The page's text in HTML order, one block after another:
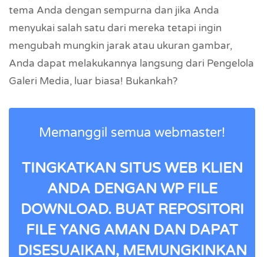
tema Anda dengan sempurna dan jika Anda
menyukai salah satu dari mereka tetapi ingin
mengubah mungkin jarak atau ukuran gambar,
Anda dapat melakukannya langsung dari Pengelola
Galeri Media, luar biasa! Bukankah?
Memanggil semua webmaster!
TINGKATKAN SITUS WEB KLIEN
ANDA DENGAN WP FILE
DOWNLOAD. BUAT REPOSITORI
FILE YANG AMAN DAN DAPAT
DISESUAIKAN, MEMUNGKINKAN